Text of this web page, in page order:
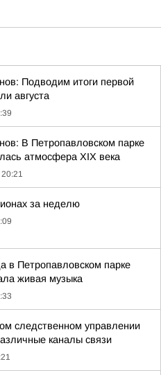
Подводим итоги первой
августа
В Петропавловском парке
атмосфера XIX века
за неделю
в Петропавловском парке
живая музыка
следственном управлении
каналы связи